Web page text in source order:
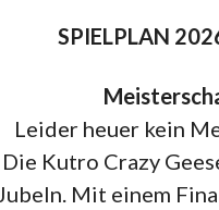
SPIELPLAN
Leider heuer kein
Die Kutro Crazy
Jubeln. Mit einem